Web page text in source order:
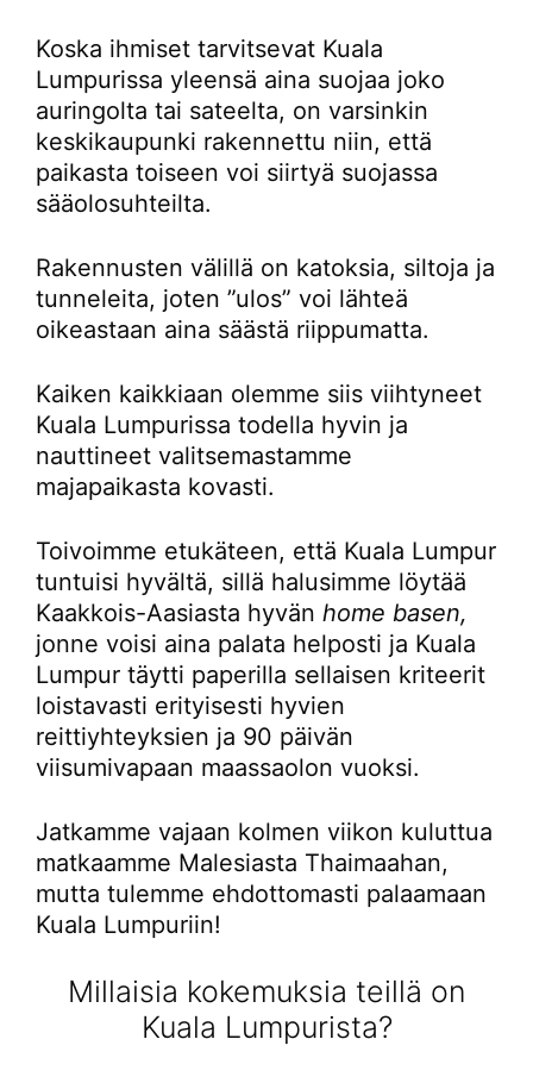
Koska ihmiset tarvitsevat Kuala
Lumpurissa yleensä aina suojaa joko
auringolta tai sateelta, on varsinkin
keskikaupunki rakennettu niin, että
paikasta toiseen voi siirtyä suojassa
sääolosuhteilta.
Rakennusten välillä on katoksia, siltoja ja
tunneleita, joten ”ulos” voi lähteä
oikeastaan aina säästä riippumatta.
Kaiken kaikkiaan olemme siis viihtyneet
Kuala Lumpurissa todella hyvin ja
nauttineet valitsemastamme
majapaikasta kovasti.
Toivoimme etukäteen, että Kuala Lumpur
tuntuisi hyvältä, sillä halusimme löytää
Kaakkois-Aasiasta hyvän home basen,
jonne voisi aina palata helposti ja Kuala
Lumpur täytti paperilla sellaisen kriteerit
loistavasti erityisesti hyvien
reittiyhteyksien ja 90 päivän
viisumivapaan maassaolon vuoksi.
Jatkamme vajaan kolmen viikon kuluttua
matkaamme Malesiasta Thaimaahan,
mutta tulemme ehdottomasti palaamaan
Kuala Lumpuriin!
Millaisia kokemuksia teillä on
Kuala Lumpurista?